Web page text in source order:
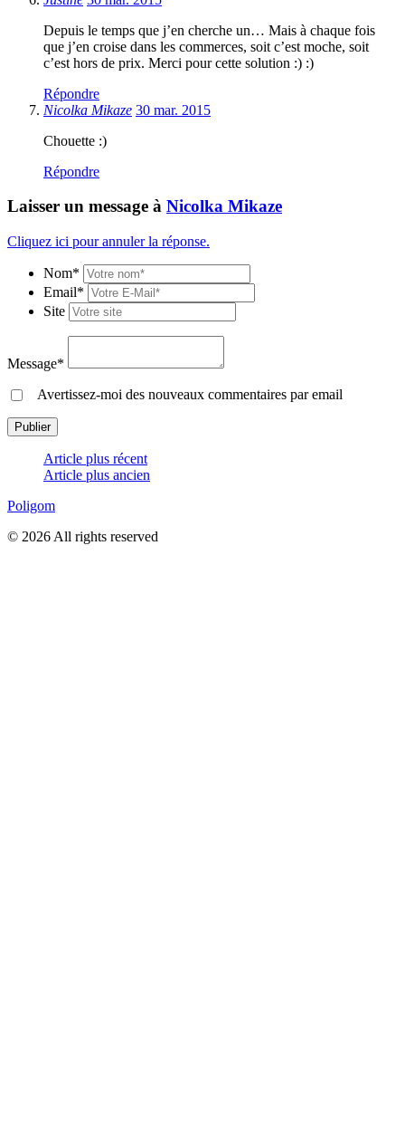
Depuis le temps que j’en cherche un… Mais à chaque fois
que j’en croise dans les commerces, soit c’est moche, soit
c’est hors de prix. Merci pour cette solution :) :)
Répondre
Nicolka Mikaze 30 mar. 2015
Chouette :)
Répondre
Laisser un message à Nicolka Mikaze
Cliquez ici pour annuler la réponse.
Nom*
Email*
Site
Message*
Avertissez-moi des nouveaux commentaires par email
Article plus récent
Article plus ancien
Poligom
© 2026 All rights reserved